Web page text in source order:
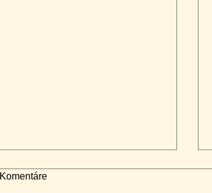
Darujte krv pravidelne, nielen
keď sa stane tragédia
Komentáre